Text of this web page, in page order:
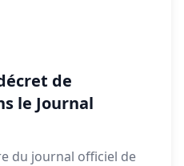
de
le Journal
du journal officiel de